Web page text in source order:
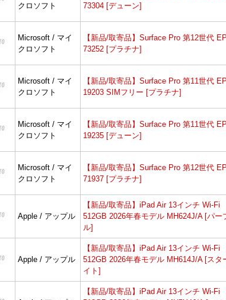
クロソフト
73304 [デューン]
Microsoft / マイ
クロソフト
【新品/取寄品】Surface Pro 第12世代
73252 [プラチナ]
Microsoft / マイ
クロソフト
【新品/取寄品】Surface Pro 第11世代
19203 SIMフリー [プラチナ]
Microsoft / マイ
クロソフト
【新品/取寄品】Surface Pro 第11世代
19235 [デューン]
Microsoft / マイ
クロソフト
【新品/取寄品】Surface Pro 第12世代
71937 [プラチナ]
Apple / アップル
【新品/取寄品】iPad Air 13インチ Wi-Fi
512GB 2026年春モデル MH624J/A [パー
ル]
Apple / アップル
【新品/取寄品】iPad Air 13インチ Wi-Fi
512GB 2026年春モデル MH614J/A [スタ
イト]
【新品/取寄品】iPad Air 13インチ Wi-Fi